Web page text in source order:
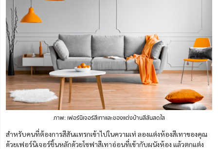
ภาพ: เฟอร์นิเจอร์สีเทาและของแต่งบ้านสีสันสดใส
สำหรับคนที่ต้องการสีสันแทรกเข้าไปในความเท่ ลองแต่งห้องสีเทาของคุณ
ด้วยเฟอร์นิเจอร์ชิ้นหลักด้วยโซฟาสีเทาอ่อนที่เข้ากับผนังห้อง แล้วตกแต่ง